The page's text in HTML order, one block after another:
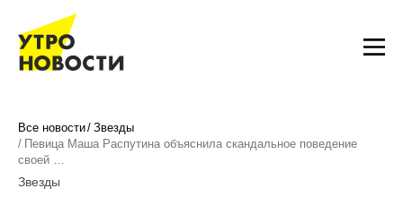
Все новости Звезды
Певица Маша Распутина объяснила скандальное поведение
своей …
Звезды